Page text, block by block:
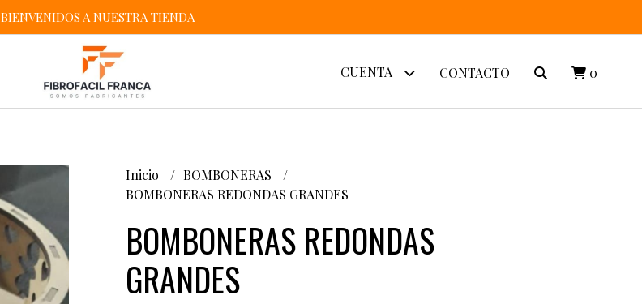
BIENVENIDOS A NUESTRA TIENDA
CUENTA CONTACTO 0
Inicio
BOMBONERAS
BOMBONERAS REDONDAS GRANDES
BOMBONERAS REDONDAS
GRANDES